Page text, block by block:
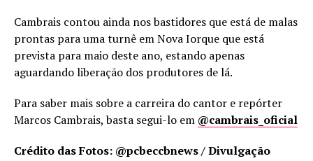
Cambrais contou ainda nos bastidores que está de malas
prontas para uma turnê em Nova Iorque que está
prevista para maio deste ano, estando apenas
aguardando liberação dos produtores de lá.
Para saber mais sobre a carreira do cantor e repórter
Marcos Cambrais, basta segui-lo em @cambrais_oficial
Crédito das Fotos: @pcbeccbnews / Divulgação